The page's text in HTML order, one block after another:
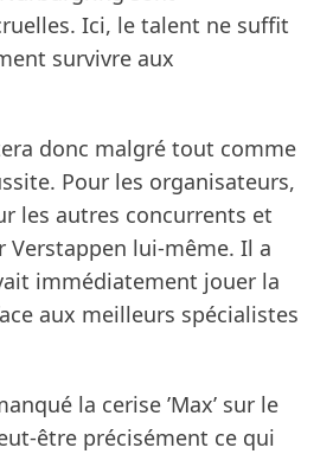
Ici, le talent ne suffit
survivre aux
donc malgré tout comme
Pour les organisateurs,
les autres concurrents et
Verstappen lui-même. Il a
immédiatement jouer la
aux meilleurs spécialistes
la cerise ’Max’ sur le
être précisément ce qui